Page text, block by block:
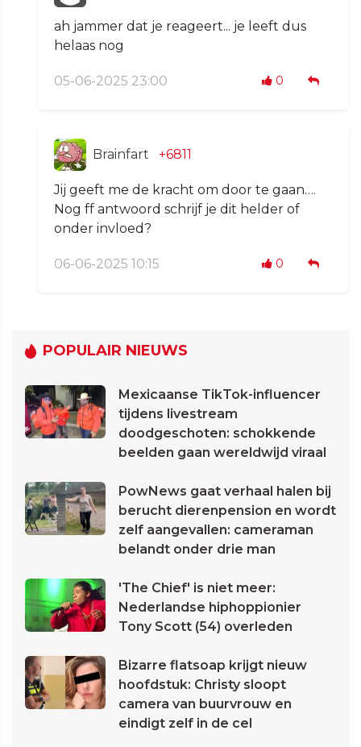
ah jammer dat je reageert... je leeft dus
helaas nog
05-06-2025 23:00 0
Brainfart +6811
Jij geeft me de kracht om door te gaan….
Nog ff antwoord schrijf je dit helder of
onder invloed?
06-06-2025 10:15 0
POPULAIR NIEUWS
Mexicaanse TikTok-influencer
tijdens livestream
doodgeschoten: schokkende
beelden gaan wereldwijd viraal
PowNews gaat verhaal halen bij
berucht dierenpension en wordt
zelf aangevallen: cameraman
belandt onder drie man
'The Chief' is niet meer:
Nederlandse hiphoppionier
Tony Scott (54) overleden
Bizarre flatsoap krijgt nieuw
hoofdstuk: Christy sloopt
camera van buurvrouw en
eindigt zelf in de cel